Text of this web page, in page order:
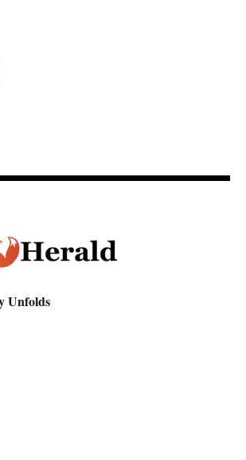
Unfolds